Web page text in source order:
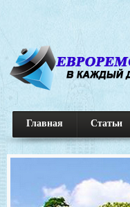
Главная Статьи